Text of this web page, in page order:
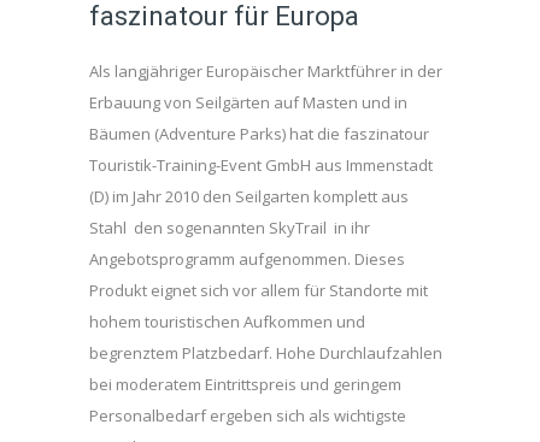
faszinatour für Europa
Als langjähriger Europäischer Marktführer in der
Erbauung von Seilgärten auf Masten und in
Bäumen (Adventure Parks) hat die faszinatour
Touristik-Training-Event GmbH aus Immenstadt
(D) im Jahr 2010 den Seilgarten komplett aus
Stahl den sogenannten SkyTrail in ihr
Angebotsprogramm aufgenommen. Dieses
Produkt eignet sich vor allem für Standorte mit
hohem touristischen Aufkommen und
begrenztem Platzbedarf. Hohe Durchlaufzahlen
bei moderatem Eintrittspreis und geringem
Personalbedarf ergeben sich als wichtigste